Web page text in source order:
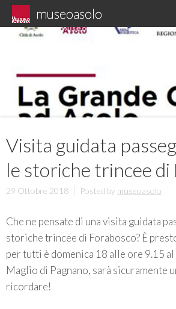
Skip
to
museoasolo
Asolo museo diffuso
Visita guidata
le storiche trincee di
29 Ottobre 2018 Posted by museoasolo
Che ne pensate di una visita guidata
storiche trincee di Forabosco? È
per tutti è domenica 18 alle ore 9.15
Maglio di Pagnano, sarà sicuramente
ricordare!